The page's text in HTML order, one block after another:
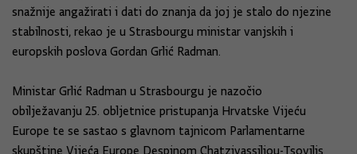
snažnije angažirati i dati do znanja da joj je stalo do njezine
stabilnosti, rekao je u Strasbourgu ministar vanjskih i
europskih poslova Gordan Grlić Radman.
Ministar Grlić Radman u Strasbourgu je nazočio
obilježavanju 25. obljetnice pristupanja Hrvatske Vijeću
Europe te se sastao s glavnom tajnicom Parlamentarne
skupštine Vijeća Europe Despinom Chatzivassiliou-Tsovilis